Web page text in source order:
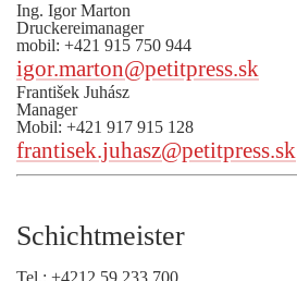
Ing. Igor Marton
Druckereimanager
mobil: +421 915 750 944
igor.marton@petitpress.sk
František Juhász
Manager
Mobil: +421 917 915 128
frantisek.juhasz@petitpress.sk
Schichtmeister